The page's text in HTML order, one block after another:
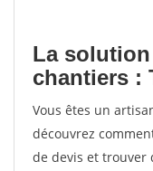
La
chantiers :
Vous êtes un
découvrez
de devis et trouver